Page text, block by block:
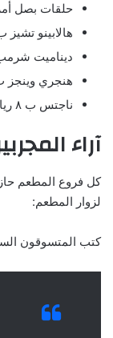
حلقات بصل
هالابينو تشيز ب ١٠
ديناميت شرمب ب
هنجري وينجز ب ٢٢
ناجتس ب ٨ ريال
آراء
كل فروع المطعم
لزوار المطعم:
كتب المتسوقون